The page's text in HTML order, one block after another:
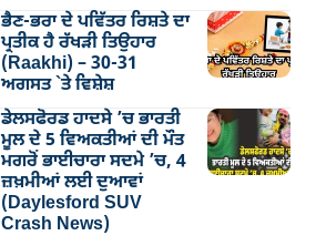
ਭੈਣ-ਭਰਾ ਦੇ ਪਵਿੱਤਰ ਰਿਸ਼ਤੇ ਦਾ
ਪ੍ਰਤੀਕ ਹੈ ਰੱਖੜੀ ਤਿਉਹਾਰ
(Raakhi) – 30-31
ਅਗਸਤ `ਤੇ ਵਿਸ਼ੇਸ਼
ਡੇਲਸਫੋਰਡ ਹਾਦਸੇ ’ਚ ਭਾਰਤੀ
ਮੂਲ ਦੇ 5 ਵਿਅਕਤੀਆਂ ਦੀ ਮੌਤ
ਮਗਰੋਂ ਭਾਈਚਾਰਾ ਸਦਮੇ ’ਚ, 4
ਜ਼ਖ਼ਮੀਆਂ ਲਈ ਦੁਆਵਾਂ
(Daylesford SUV
Crash News)